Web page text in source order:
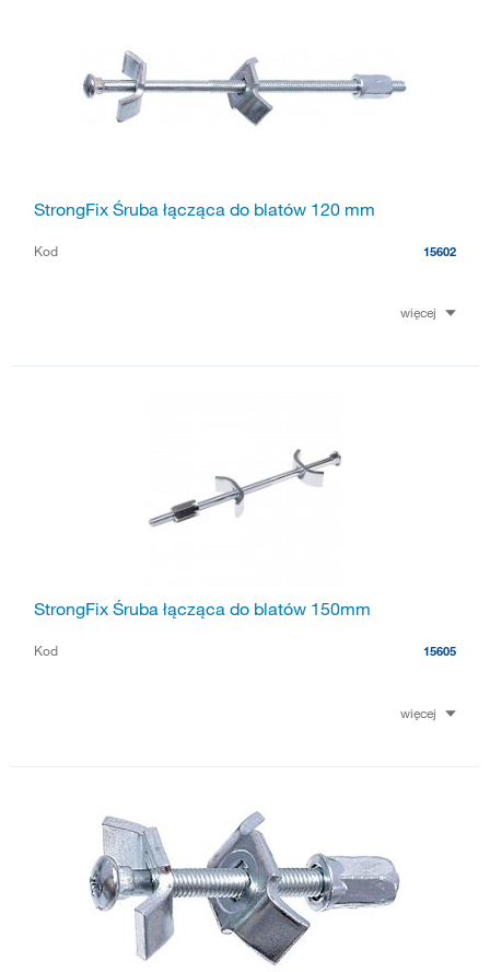
StrongFix Śruba łącząca do blatów 120 mm
Kod 15602
więcej
StrongFix Śruba łącząca do blatów 150mm
Kod 15605
więcej